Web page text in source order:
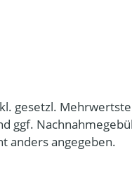
gesetzl.
ggf.
anders angegeben.